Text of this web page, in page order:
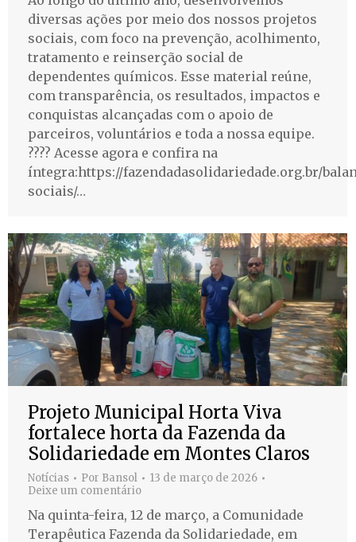
diversas ações por meio dos nossos projetos
sociais, com foco na prevenção, acolhimento,
tratamento e reinserção social de
dependentes químicos. Esse material reúne,
com transparência, os resultados, impactos e
conquistas alcançadas com o apoio de
parceiros, voluntários e toda a nossa equipe.
???? Acesse agora e confira na
íntegra:https://fazendadasolidariedade.org.br/
sociais/…
Projeto Municipal Horta Viva
fortalece horta da Fazenda da
Solidariedade em Montes Claros
Notícias Por Bansol
13 de março de 2026
Deixe um comentário
Na quinta-feira, 12 de março, a Comunidade
Terapêutica Fazenda da Solidariedade, em